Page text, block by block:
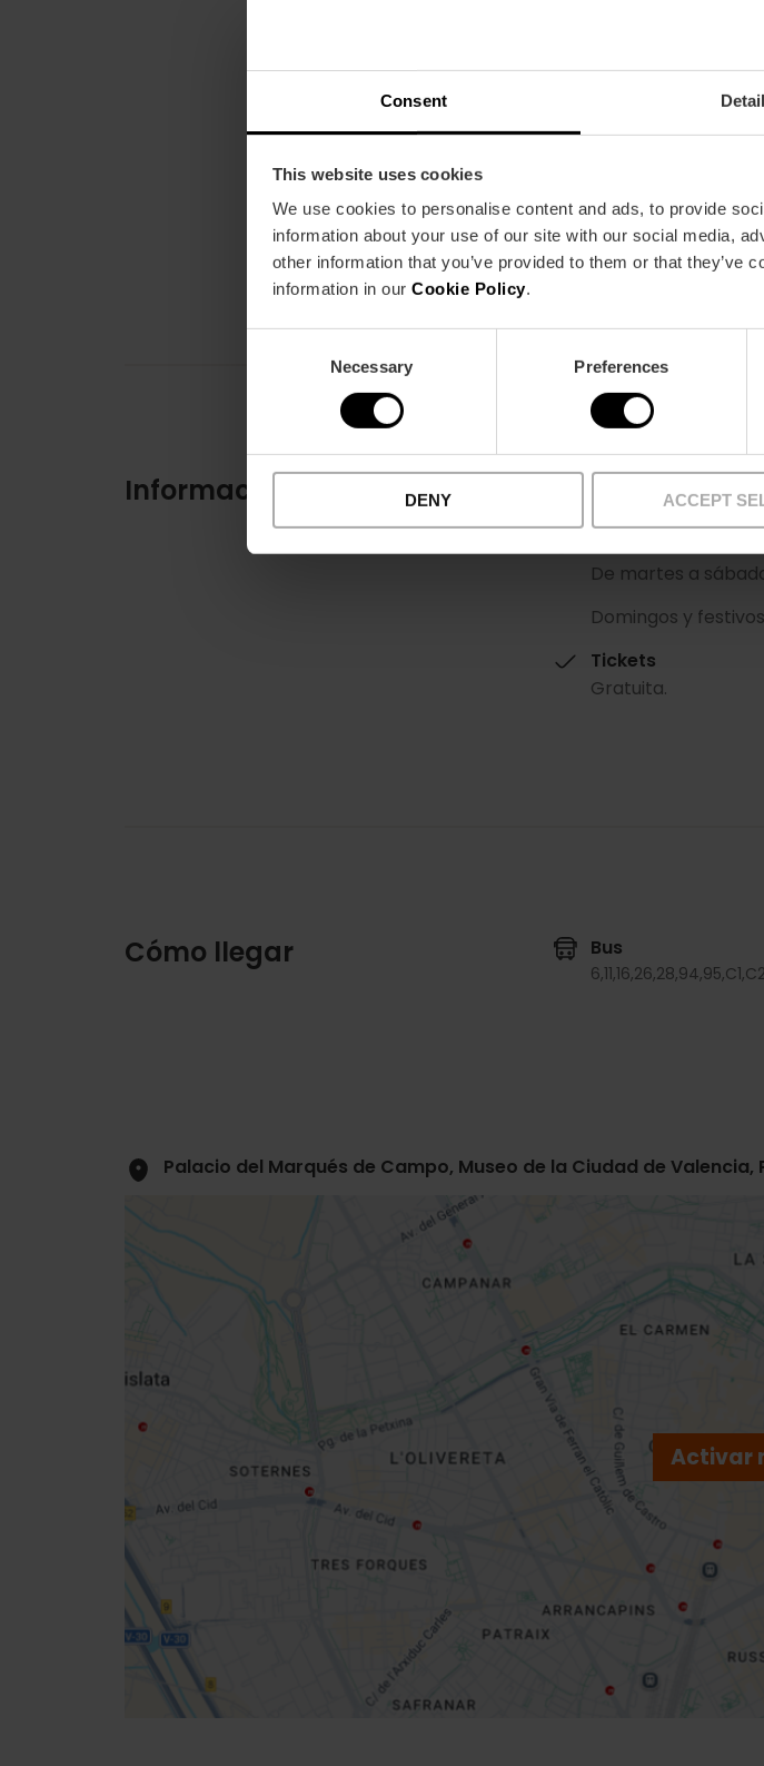
Consent
This website uses cookies
We use cookies to personalise content and ads, to provide
information about your use of our site with our social media,
other information that you’ve provided to them or that
information in our Cookie Policy.
Necessary Preferences
DENY ACCEPT
Claro, yo voy
Información práctica
11/12/2025 - 29/03/
De martes a
Domingos y
Tickets
Gratuita.
Cómo llegar Bus
6,11,16,26,28,94,95,C1,
Palacio del Marqués de Campo, Museo de la Ciudad de Valencia,
Activar
Cómo llegar
sidebar